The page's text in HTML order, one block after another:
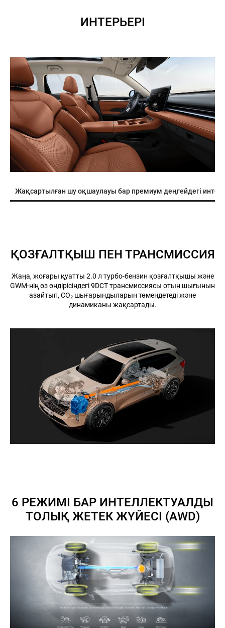
ИНТЕРЬЕРІ
Жақсартылған шу оқшаулауы бар премиум деңгейдегі
ҚОЗҒАЛТҚЫШ ПЕН ТРАНСМИССИЯ
Жаңа, жоғары қуатты 2.0 л турбо-бензин қозғалтқышы және
GWM-нің өз өндірісіндегі 9DCT трансмиссиясы отын шығынын
азайтып, CO₂ шығарындыларын төмендетеді және
динамиканы жақсартады.
6 РЕЖИМІ БАР ИНТЕЛЛЕКТУАЛДЫ
ТОЛЫҚ ЖЕТЕК ЖҮЙЕСІ (AWD)